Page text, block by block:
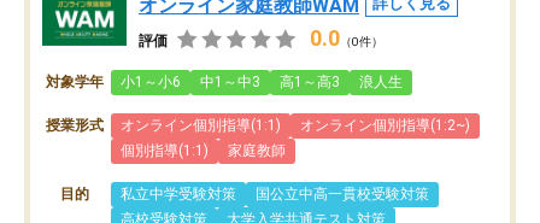
オンライン家庭教師WAM
評価 0.0 （0件）
対象学年 小1～小6 中1～中3 高1～高3 浪人生
授業形式 オンライン個別指導(1:1)
オンライン個別指導(1:2~)
個別指導(1:1)
家庭教師
目的 私立中学受験対策
国公立中高一貫校受験対策
高校受験対策
大学入学共通テスト対策